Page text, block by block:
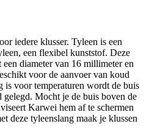
iedere klusser. Tyleen is een
een flexibel kunststof. Deze
diameter van 16 millimeter en
voor de aanvoer van koud
is voor temperaturen wordt de buis
gelegd. Mocht je de buis boven de
Karwei hem af te schermen
deze tyleenslang maak je klussen